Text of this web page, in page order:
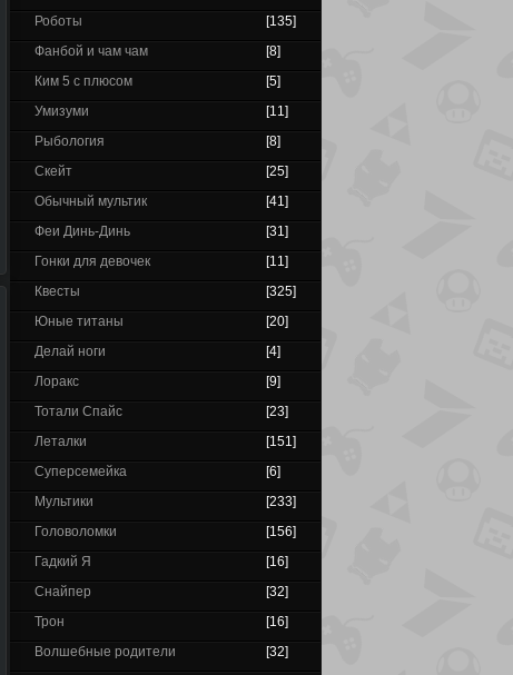
Роботы
[135]
Фанбой и чам чам
[8]
Ким 5 с плюсом
[5]
Умизуми
[11]
Рыбология
[8]
Скейт
[25]
Обычный мультик
[41]
Феи Динь-Динь
[31]
Гонки для девочек
[11]
Квесты
[325]
Юные титаны
[20]
Делай ноги
[4]
Лоракс
[9]
Тотали Спайс
[23]
Леталки
[151]
Суперсемейка
[6]
Мультики
[233]
Головоломки
[156]
Гадкий Я
[16]
Снайпер
[32]
Трон
[16]
Волшебные родители
[32]